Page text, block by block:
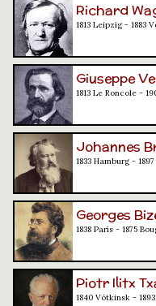
Richard
1813 Leipzig - 1883
Giuseppe
1813 Le Roncole -
Johannes
1833 Hamburg -
Georges
1838 París - 1875
Piotr Ilitx
1840 Vótkinsk -